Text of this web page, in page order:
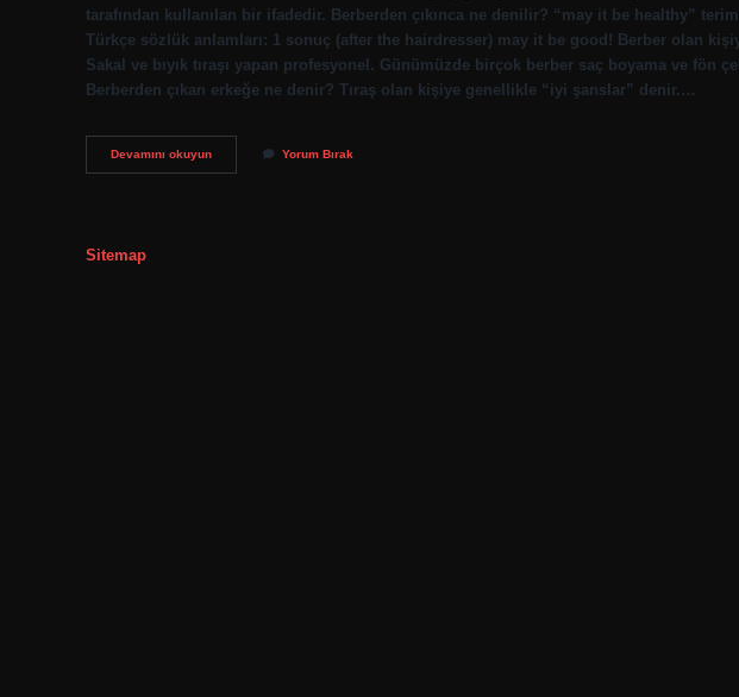
tarafından kullanılan bir ifadedir. Berberden çıkınca ne denilir? “may it be healthy”
Türkçe sözlük anlamları: 1 sonuç (after the hairdresser) may it be good! Berber olan
Sakal ve bıyık tıraşı yapan profesyonel. Günümüzde birçok berber saç boyama ve fön
Berberden çıkan erkeğe ne denir? Tıraş olan kişiye genellikle “iyi şanslar” denir.…
Devamını okuyunBerberde
Olana
Yorum Bırak
Sitemap